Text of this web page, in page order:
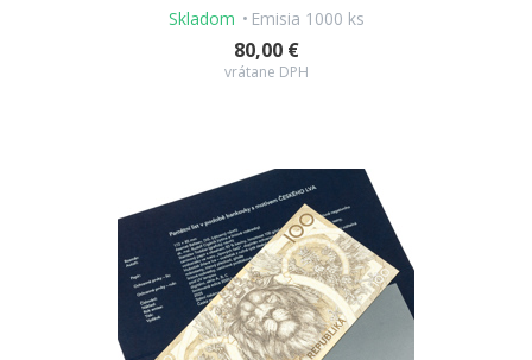
Skladom
Emisia 1000 ks
80,00 €
vrátane DPH